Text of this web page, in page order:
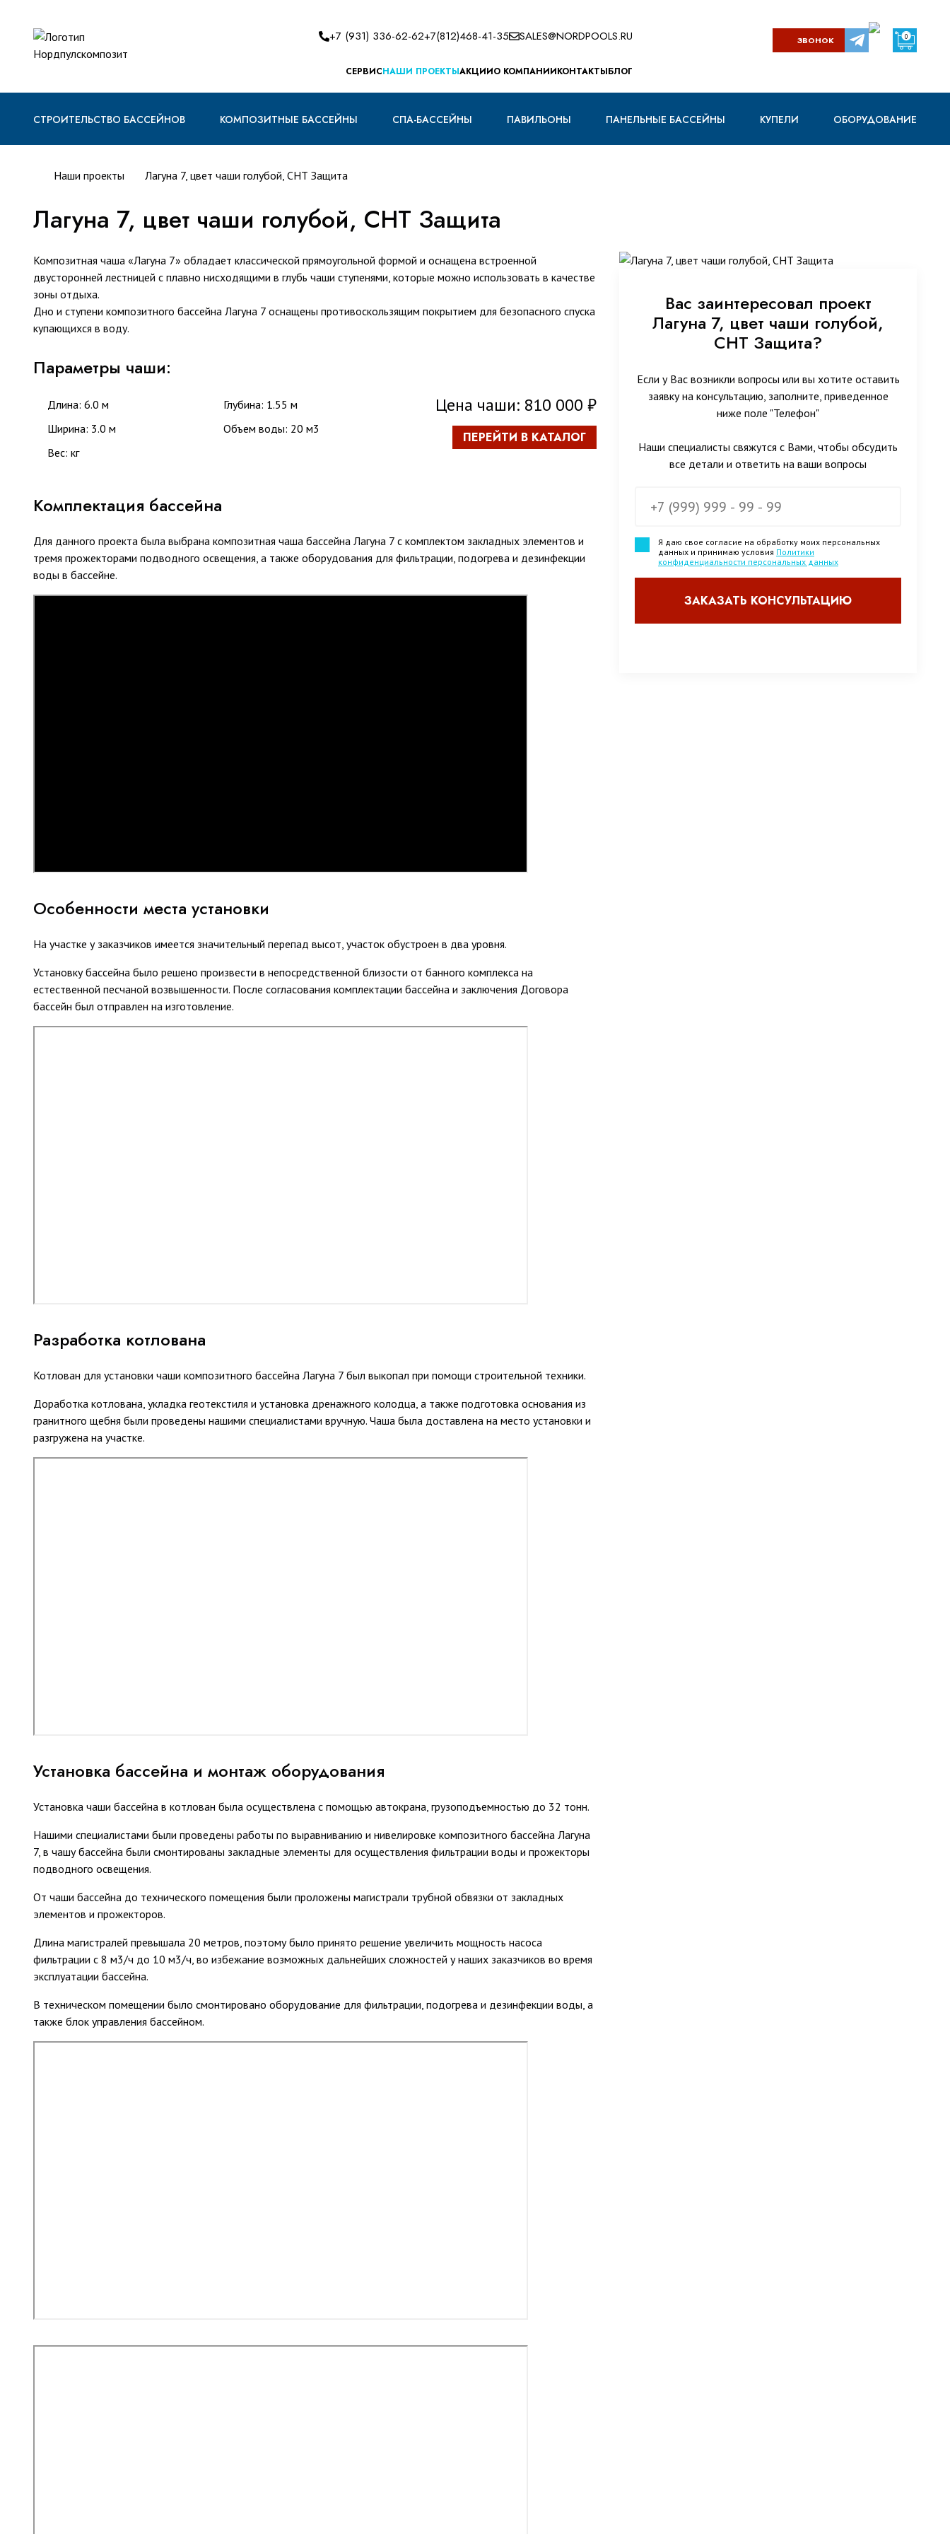
+7 (931) 336-62-62+7(812)468-41-35 SALES@NORDPOOLS.RU
CЕРВИСНАШИ ПРОЕКТЫАКЦИИО КОМПАНИИКОНТАКТЫБЛОГ
ЗВОНОК 0
СТРОИТЕЛЬСТВО БАССЕЙНОВ КОМПОЗИТНЫЕ БАССЕЙНЫ СПА-БАССЕЙНЫ ПАВИЛЬОНЫ ПАНЕЛЬНЫЕ БАССЕЙНЫ КУПЕЛИ ОБОРУДОВАНИЕ
Наши проекты Лагуна 7, цвет чаши голубой, СНТ Защита
Лагуна 7, цвет чаши голубой, СНТ Защита
Композитная чаша «Лагуна 7» обладает классической прямоугольной формой и оснащена встроенной
двусторонней лестницей с плавно нисходящими в глубь чаши ступенями, которые можно использовать в качестве
зоны отдыха.
Дно и ступени композитного бассейна Лагуна 7 оснащены противоскользящим покрытием для безопасного спуска
купающихся в воду.
Параметры чаши:
Длина: 6.0 м
Глубина: 1.55 м
Ширина: 3.0 м
Объем воды: 20 м3
Вес: кг
Цена чаши: 810 000 ₽
ПЕРЕЙТИ В КАТАЛОГ
Комплектация бассейна
Для данного проекта была выбрана композитная чаша бассейна Лагуна 7 с комплектом закладных элементов и
тремя прожекторами подводного освещения, а также оборудования для фильтрации, подогрева и дезинфекции
воды в бассейне.
Особенности места установки
На участке у заказчиков имеется значительный перепад высот, участок обустроен в два уровня.
Установку бассейна было решено произвести в непосредственной близости от банного комплекса на
естественной песчаной возвышенности. После согласования комплектации бассейна и заключения Договора
бассейн был отправлен на изготовление.
Разработка котлована
Котлован для установки чаши композитного бассейна Лагуна 7 был выкопал при помощи строительной техники.
Доработка котлована, укладка геотекстиля и установка дренажного колодца, а также подготовка основания из
гранитного щебня были проведены нашими специалистами вручную. Чаша была доставлена на место установки и
разгружена на участке.
Установка бассейна и монтаж оборудования
Установка чаши бассейна в котлован была осуществлена с помощью автокрана, грузоподъемностью до 32 тонн.
Нашими специалистами были проведены работы по выравниванию и нивелировке композитного бассейна Лагуна
7, в чашу бассейна были смонтированы закладные элементы для осуществления фильтрации воды и прожекторы
подводного освещения.
От чаши бассейна до технического помещения были проложены магистрали трубной обвязки от закладных
элементов и прожекторов.
Длина магистралей превышала 20 метров, поэтому было принято решение увеличить мощность насоса
фильтрации с 8 м3/ч до 10 м3/ч, во избежание возможных дальнейших сложностей у наших заказчиков во время
эксплуатации бассейна.
В техническом помещении было смонтировано оборудование для фильтрации, подогрева и дезинфекции воды, а
также блок управления бассейном.
Вас заинтересовал проект
Лагуна 7, цвет чаши голубой,
СНТ Защита?
Если у Вас возникли вопросы или вы хотите оставить
заявку на консультацию, заполните, приведенное
ниже поле "Телефон"
Наши специалисты свяжутся с Вами, чтобы обсудить
все детали и ответить на ваши вопросы
Я даю свое согласие на обработку моих персональных
данных и принимаю условия Политики
конфиденциальности персональных данных
ЗАКАЗАТЬ КОНСУЛЬТАЦИЮ